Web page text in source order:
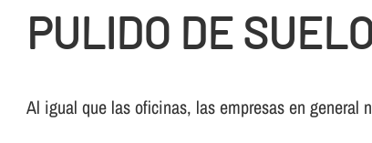
PULIDO DE
Al igual que las oficinas, las empresas en general